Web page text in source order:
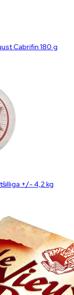
Cabrifin 180 g
+/- 4,2 kg